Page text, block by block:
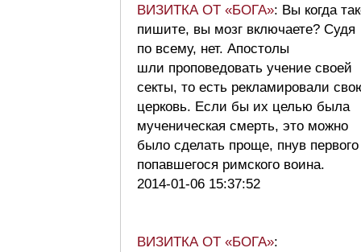
ВИЗИТКА ОТ «БОГА»: Вы когда
пишите, вы мозг включаете? Судя
по всему, нет. Апостолы
шли проповедовать учение своей
секты, то есть рекламировали
церковь. Если бы их целью была
мученическая смерть, это можно
было сделать проще, пнув первого
попавшегося римского воина.
2014-01-06 15:37:52
ВИЗИТКА ОТ «БОГА»: